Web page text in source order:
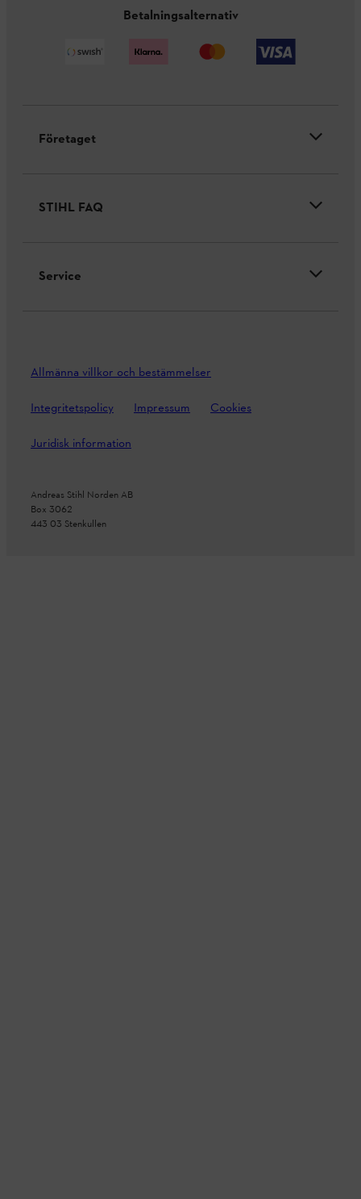
Betalningsalternativ
Företaget
STIHL FAQ
Service
Allmänna villkor och bestämmelser
Integritetspolicy Impressum Cookies
Juridisk information
Andreas Stihl Norden AB
Box 3062
443 03 Stenkullen